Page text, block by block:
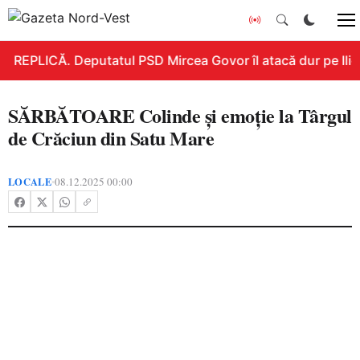
REPLICĂ. Deputatul PSD Mircea Govor îl atacă dur pe
SĂRBĂTOARE Colinde și emoție la Târgul
de Crăciun din Satu Mare
LOCALE•08.12.2025 00:00